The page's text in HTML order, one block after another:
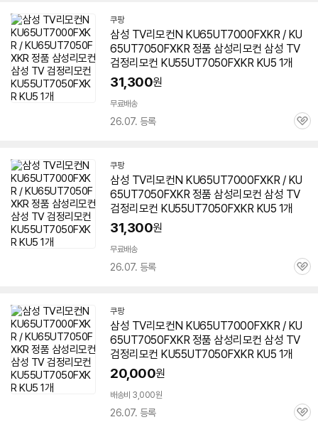
쿠팡
삼성 TV리모컨N KU65UT7000FXKR/ KU
65UT7050FXKR 정품 삼성리모컨 삼성 TV
검정리모컨 KU55UT7050FXKR KU5 1개
31,300원
무료배송
26.07. 등록
관
쿠팡
삼성 TV리모컨N KU65UT7000FXKR/ KU
65UT7050FXKR 정품 삼성리모컨 삼성 TV
검정리모컨 KU55UT7050FXKR KU5 1개
31,300원
무료배송
26.07. 등록
관
쿠팡
삼성 TV리모컨N KU65UT7000FXKR/ KU
65UT7050FXKR 정품 삼성리모컨 삼성 TV
검정리모컨 KU55UT7050FXKR KU5 1개
20,000원
배송비 3,000원
26.07. 등록
관